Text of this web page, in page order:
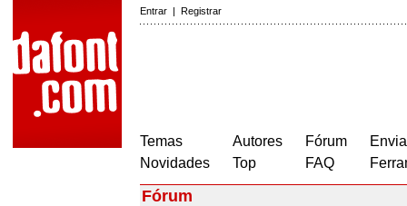
Entrar | Registrar
Temas
Novidades
Autores
Top
Fórum
FAQ
Fórum